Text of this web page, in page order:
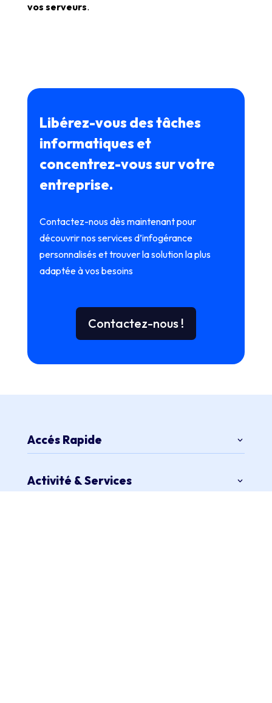
vos serveurs.
Libérez-vous des tâches
informatiques et
concentrez-vous sur votre
entreprise.
Contactez-nous dès maintenant pour
découvrir nos services d’infogérance
personnalisés et trouver la solution la plus
adaptée à vos besoins
Contactez-nous !
Accés Rapide
Activité & Services